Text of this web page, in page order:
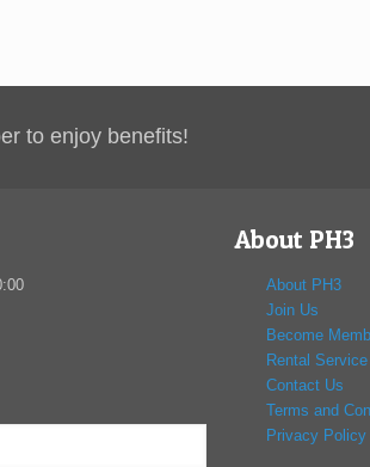
to enjoy benefits!
About PH3
About PH3
Join Us
Become
Rental Service
Contact Us
Terms and
Privacy Policy